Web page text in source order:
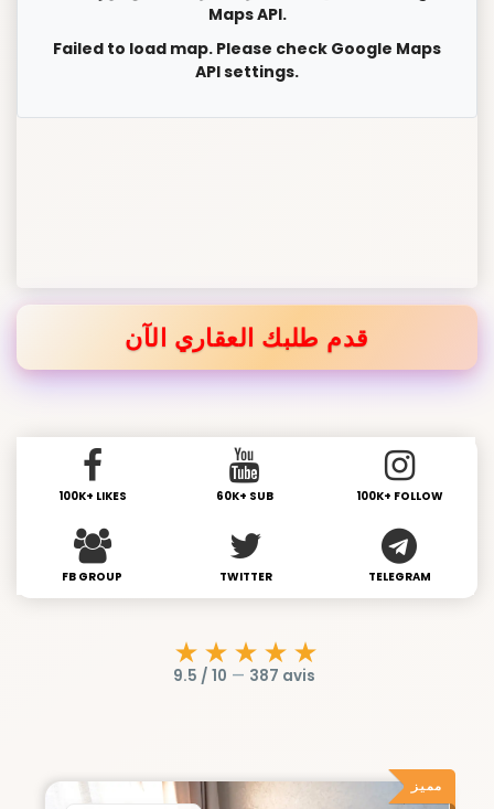
Maps API.
Failed to load map. Please check Google Maps
API settings.
قدم طلبك العقاري الآن
100K+ LIKES 60K+ SUB 100K+ FOLLOW
FB GROUP TWITTER TELEGRAM
★★★★★
9.5 / 10 — 387 avis
مميز